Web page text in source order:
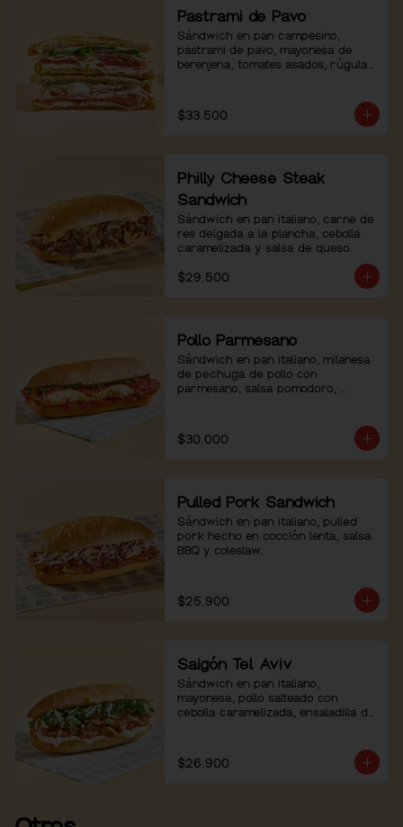
Pastrami de Pavo
Sándwich en pan campesino,
pastrami de pavo, mayonesa de
berenjena, tomates asados, rúgula
$33.500
Philly Cheese Steak
Sandwich
Sándwich en pan italiano, carne de
res delgada a la plancha, cebolla
caramelizada y salsa de queso.
$29.500
Pollo Parmesano
Sándwich en pan italiano, milanesa
de pechuga de pollo con
parmesano, salsa pomodoro,
$30.000
Pulled Pork Sandwich
Sándwich en pan italiano, pulled
pork hecho en cocción lenta, salsa
BBQ y coleslaw.
$25.900
Saigón Tel Aviv
Sándwich en pan italiano,
mayonesa, pollo salteado con
cebolla caramelizada, ensaladilla de
$26.900